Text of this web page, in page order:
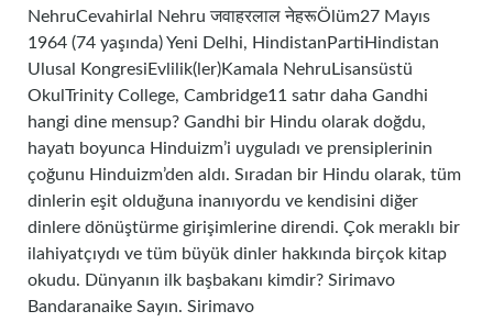
NehruCevahirlal Nehru जवाहरलाल नेहरूÖlüm27 Mayıs
1964 (74 yaşında) Yeni Delhi, HindistanPartiHindistan
Ulusal KongresiEvlilik(ler)Kamala NehruLisansüstü
OkulTrinity College, Cambridge11 satır daha Gandhi
hangi dine mensup? Gandhi bir Hindu olarak doğdu,
hayatı boyunca Hinduizm’i uyguladı ve prensiplerinin
çoğunu Hinduizm’den aldı. Sıradan bir Hindu olarak, tüm
dinlerin eşit olduğuna inanıyordu ve kendisini diğer
dinlere dönüştürme girişimlerine direndi. Çok meraklı bir
ilahiyatçıydı ve tüm büyük dinler hakkında birçok kitap
okudu. Dünyanın ilk başbakanı kimdir? Sirimavo
Bandaranaike Sayın. Sirimavo